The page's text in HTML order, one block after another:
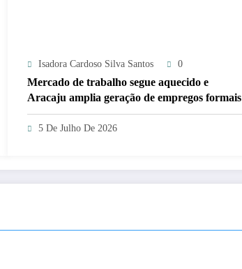
Isadora Cardoso Silva Santos 0
Mercado de trabalho segue aquecido e
Aracaju amplia geração de empregos formais
5 De Julho De 2026